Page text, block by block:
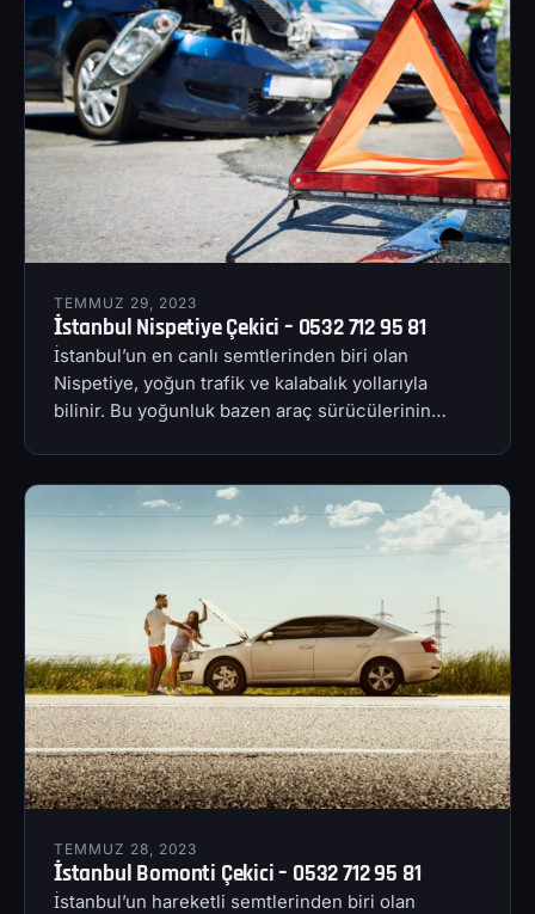
TEMMUZ 29, 2023
İstanbul Nispetiye Çekici – 0532 712 95 81
İstanbul’un en canlı semtlerinden biri olan
Nispetiye, yoğun trafik ve kalabalık yollarıyla
bilinir. Bu yoğunluk bazen araç sürücülerinin…
TEMMUZ 28, 2023
İstanbul Bomonti Çekici – 0532 712 95 81
İstanbul’un hareketli semtlerinden biri olan